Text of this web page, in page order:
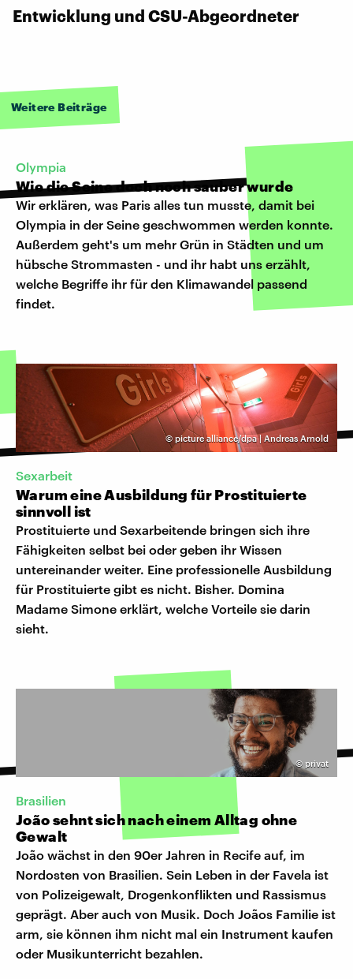
Entwicklung und CSU-Abgeordneter
Weitere Beiträge
Olympia
Wie die Seine doch noch sauber wurde
Wir erklären, was Paris alles tun musste, damit bei
Olympia in der Seine geschwommen werden konnte.
Außerdem geht's um mehr Grün in Städten und um
hübsche Strommasten - und ihr habt uns erzählt,
welche Begriffe ihr für den Klimawandel passend
findet.
© picture alliance/dpa | Andreas Arnold
Sexarbeit
Warum eine Ausbildung für Prostituierte
sinnvoll ist
Prostituierte und Sexarbeitende bringen sich ihre
Fähigkeiten selbst bei oder geben ihr Wissen
untereinander weiter. Eine professionelle Ausbildung
für Prostituierte gibt es nicht. Bisher. Domina
Madame Simone erklärt, welche Vorteile sie darin
sieht.
© privat
Brasilien
João sehnt sich nach einem Alltag ohne
Gewalt
João wächst in den 90er Jahren in Recife auf, im
Nordosten von Brasilien. Sein Leben in der Favela ist
von Polizeigewalt, Drogenkonflikten und Rassismus
geprägt. Aber auch von Musik. Doch Joãos Familie ist
arm, sie können ihm nicht mal ein Instrument kaufen
oder Musikunterricht bezahlen.